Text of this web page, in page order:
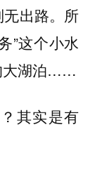
出路。所
”这个小水
大湖泊……
其实是有